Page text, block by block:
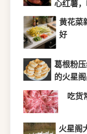
心红薯
黄花菜
好
葛根粉
的火星
吃货
火星阁